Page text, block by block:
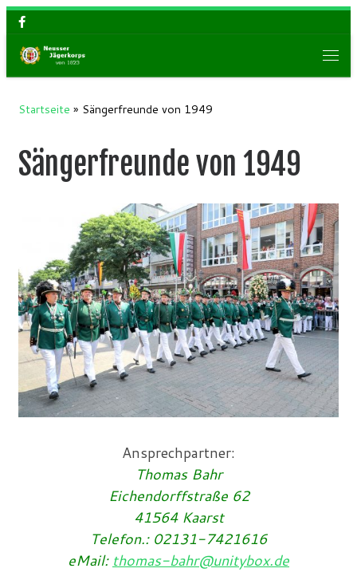
Zum Inhalt springen
Startseite » Sängerfreunde von 1949
Sängerfreunde von 1949
Ansprechpartner:
Thomas Bahr
Eichendorffstraße 62
41564 Kaarst
Telefon.: 02131-7421616
eMail: thomas-bahr@unitybox.de